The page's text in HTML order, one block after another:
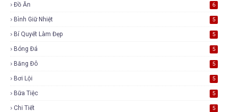
Đồ Ăn 6
Bình Giữ Nhiệt 5
Bí Quyết Làm Đẹp 5
Bóng Đá 5
Băng Đô 5
Bơi Lội 5
Bữa Tiệc 5
Chi Tiết 5